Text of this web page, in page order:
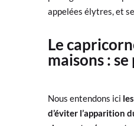
appelées élytres, et
Le
maisons :
Nous entendons ici
d’éviter l’apparition